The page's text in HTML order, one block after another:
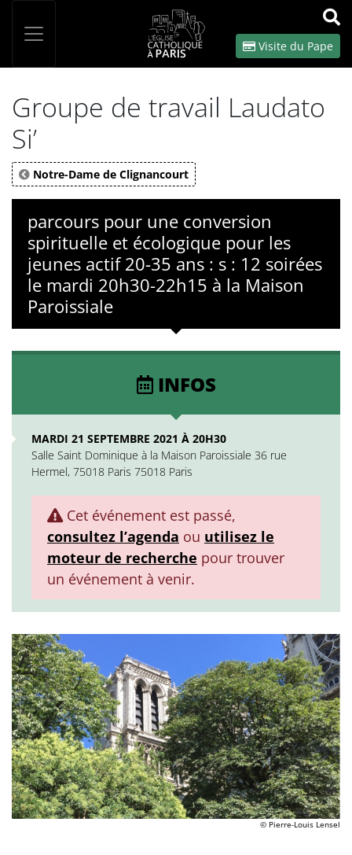
OK
Visite du Pape
Groupe de travail Laudato
Si’
Notre-Dame de Clignancourt
parcours pour une conversion
spirituelle et écologique pour les
jeunes actif 20-35 ans : s : 12 soirées
le mardi 20h30-22h15 à la Maison
Paroissiale
INFOS
MARDI 21 SEPTEMBRE 2021 À 20H30
Salle Saint Dominique à la Maison Paroissiale 36 rue
Hermel, 75018 Paris 75018 Paris
Cet événement est passé,
consultez l’agenda ou utilisez le
moteur de recherche pour trouver
un événement à venir.
© Pierre-Louis Lensel
Panneau de gestion des cookies